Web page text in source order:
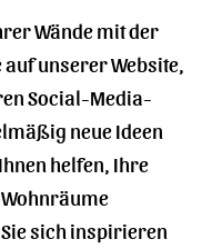
Wände mit der
auf unserer Website,
Social-Media-
neue Ideen
helfen, Ihre
sich inspirieren